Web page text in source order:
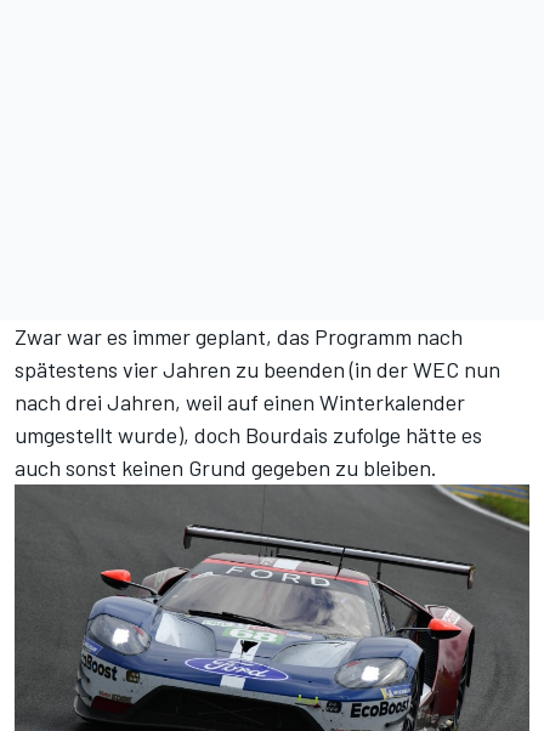
Zwar war es immer geplant, das Programm nach
spätestens vier Jahren zu beenden (in der WEC nun
nach drei Jahren, weil auf einen Winterkalender
umgestellt wurde), doch Bourdais zufolge hätte es
auch sonst keinen Grund gegeben zu bleiben.